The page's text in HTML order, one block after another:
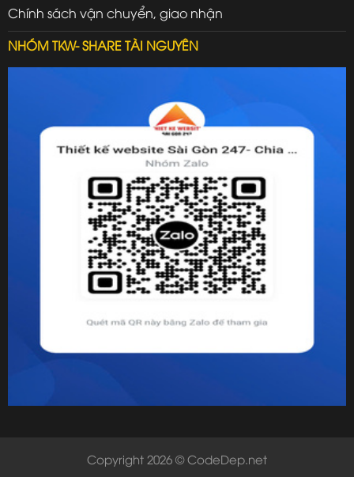
Chính sách vận chuyển, giao nhận
NHÓM TKW- SHARE TÀI NGUYÊN
Copyright 2026 © CodeDep.net